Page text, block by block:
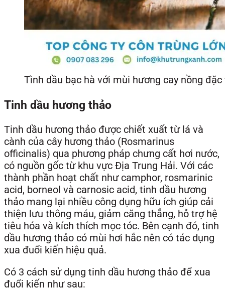
Tình dầu bạc hà với mùi hương cay nồng
Tinh dầu hương thảo
Tinh dầu hương thảo được chiết xuất từ lá và
cành của cây hương thảo (Rosmarinus
officinalis) qua phương pháp chưng cất hơi nước,
có nguồn gốc từ khu vực Địa Trung Hải. Với các
thành phần hoạt chất như camphor, rosmarinic
acid, borneol và carnosic acid, tinh dầu hương
thảo mang lại nhiều công dụng hữu ích giúp cải
thiện lưu thông máu, giảm căng thẳng, hỗ trợ hệ
tiêu hóa và kích thích mọc tóc. Bên cạnh đó, tinh
dầu hương thảo có mùi hơi hắc nên có tác dụng
xua đuổi kiến hiệu quả.
Có 3 cách sử dụng tinh dầu hương thảo để xua
đuổi kiến như sau: